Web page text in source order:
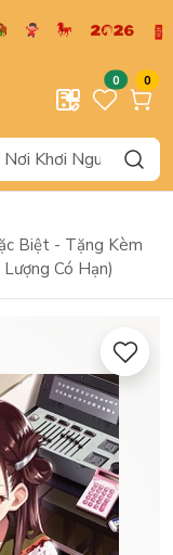
0 0
Biệt - Tặng Kèm
Có Hạn)